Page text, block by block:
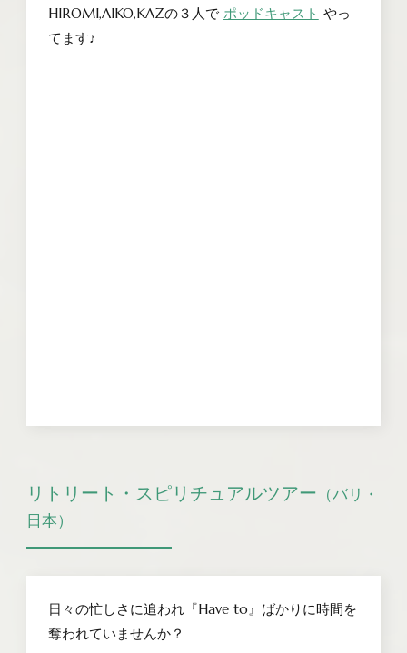
HIROMI,AIKO,KAZの３人で ポッドキャスト やっ
てます♪
リトリート・スピリチュアルツアー （バリ・
日本）
日々の忙しさに追われ『Have to』ばかりに時間を
奪われていませんか？